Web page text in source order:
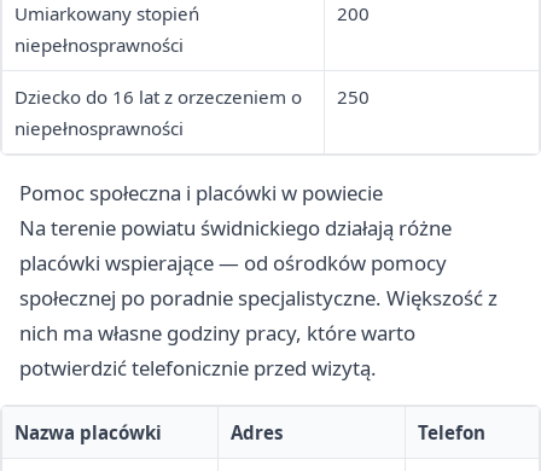
Umiarkowany stopień
niepełnosprawności
200
Dziecko do 16 lat z orzeczeniem o
niepełnosprawności
250
Pomoc społeczna i placówki w powiecie
Na terenie powiatu świdnickiego działają różne
placówki wspierające — od ośrodków pomocy
społecznej po poradnie specjalistyczne. Większość z
nich ma własne godziny pracy, które warto
potwierdzić telefonicznie przed wizytą.
Nazwa placówki Adres Telefon